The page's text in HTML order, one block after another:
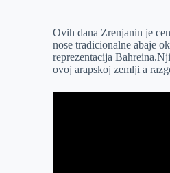
e
r
I
n
s
A
p
p
a
i
l
Ovih dana Zrenjanin je
nose tradicionalne abaje
reprezentacija
ovoj arapskoj zemlji a